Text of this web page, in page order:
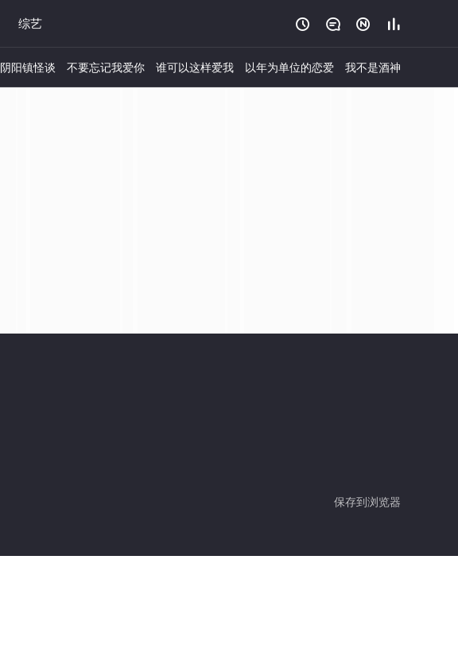
综艺    
阴阳镇怪谈 不要忘记我爱你 谁可以这样爱我 以年为单位的恋爱 我不是酒神
保存到浏览器